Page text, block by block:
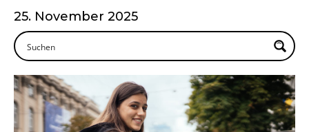
25. November 2025